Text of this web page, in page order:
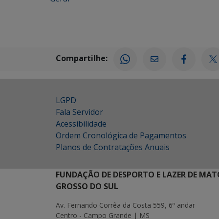
Compartilhe:
LGPD
Fala Servidor
Acessibilidade
Ordem Cronológica de Pagamentos
Planos de Contratações Anuais
FUNDAÇÃO DE DESPORTO E LAZER DE
GROSSO DO SUL
Av. Fernando Corrêa da Costa 559, 6º andar
Centro - Campo Grande | MS